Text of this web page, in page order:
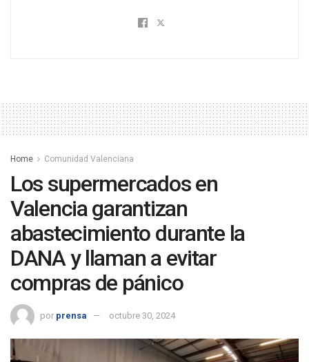
Home Comunidad Valenciana
Los supermercados en
Valencia garantizan
abastecimiento durante la
DANA y llaman a evitar
compras de pánico
por prensa octubre 30, 2024